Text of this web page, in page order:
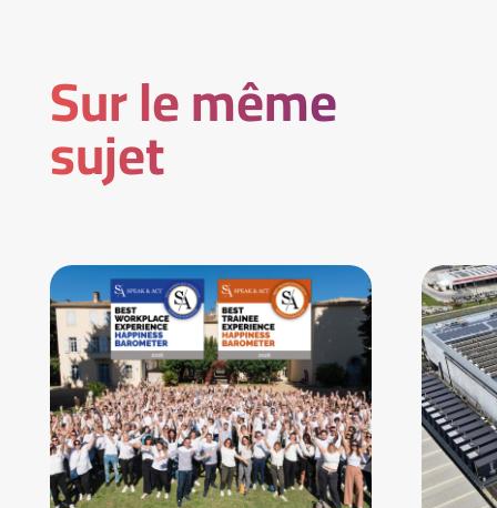
Sur le même
sujet